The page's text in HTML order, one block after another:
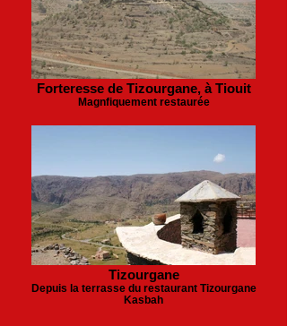
Forteresse de Tizourgane, à Tiouit
Magnfiquement restaurée
Tizourgane
Depuis la terrasse du restaurant Tizourgane
Kasbah